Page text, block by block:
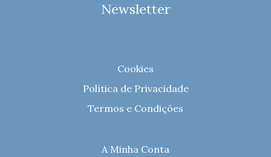
Newsletter
Cookies
Política de Privacidade
Termos e Condições
A Minha Conta